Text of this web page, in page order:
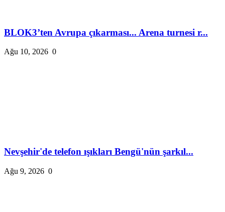
BLOK3’ten Avrupa çıkarması... Arena turnesi r...
Ağu 10, 2026 0
Nevşehir'de telefon ışıkları Bengü'nün şarkıl...
Ağu 9, 2026 0